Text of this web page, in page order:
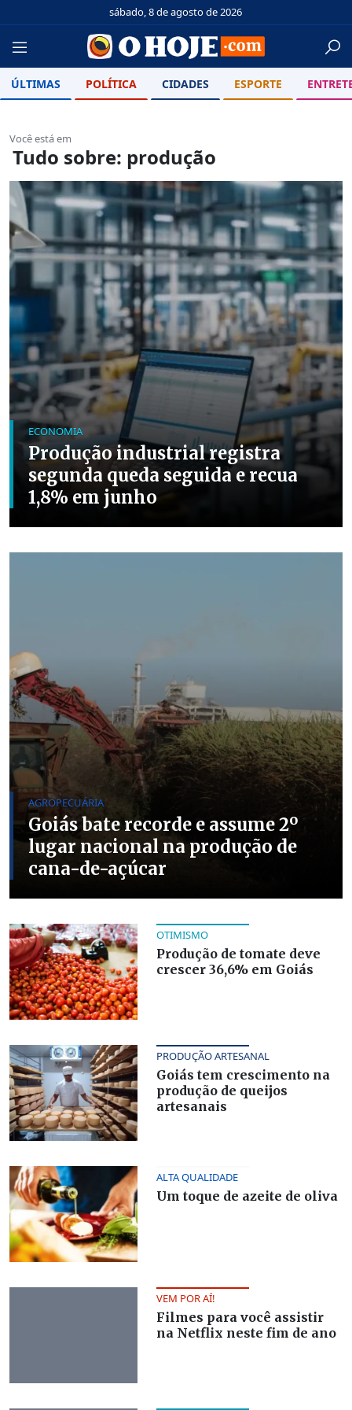
sábado, 8 de agosto de 2026
ÚLTIMAS POLÍTICA CIDADES ESPORTE
Você está em
Tudo sobre: produção
ECONOMIA
Produção industrial registra
segunda queda seguida e recua
1,8% em junho
AGROPECUÁRIA
Goiás bate recorde e assume 2º
lugar nacional na produção de
cana-de-açúcar
OTIMISMO
Produção de tomate deve
crescer 36,6% em Goiás
PRODUÇÃO ARTESANAL
Goiás tem crescimento na
produção de queijos
artesanais
ALTA QUALIDADE
Um toque de azeite de oliva
VEM POR AÍ!
Filmes para você assistir
na Netflix neste fim de ano